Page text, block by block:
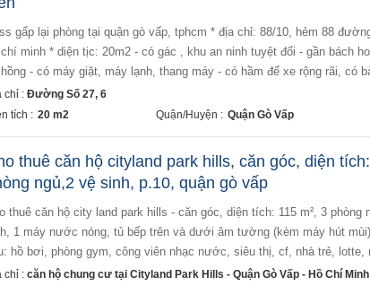
chí minh * diện tịc: 20m2 - có gác , khu an ninh tuyệt đối - gần bách
- có máy giặt, máy lạnh, thang máy - có hầm để xe rộng rãi, có
chỉ : Đường Số 27, 6
tích : 20 m2 Quận/Huyện : Quận Gò Vấp
thuê căn hộ cityland park hills, căn góc, diện
ngủ,2 vệ sinh, p.10, quận gò vấp
1 máy nước nóng, tủ bếp trên và dưới âm tường (kèm máy hút
hồ bơi, phòng gym, công viên nhạc nước, siêu thị, cf, nhà trẻ, lotte,
chỉ : căn hộ chung cư tại Cityland Park Hills - Quận Gò Vấp - Hồ Chí Minh